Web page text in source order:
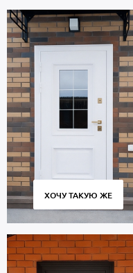
ХОЧУ ТАКУЮ ЖЕ